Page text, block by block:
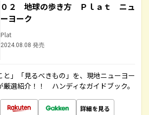
０２ 地球の歩き方 Ｐｌａｔ ニュ
ーヨーク
Plat
2024.08.08 発売
と」「見るべきもの」を、現地ニューヨー
厳選紹介！！ ハンディなガイドブック。
詳細を見る